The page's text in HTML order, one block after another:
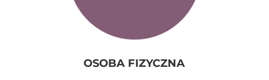
OSOBA FIZYCZNA